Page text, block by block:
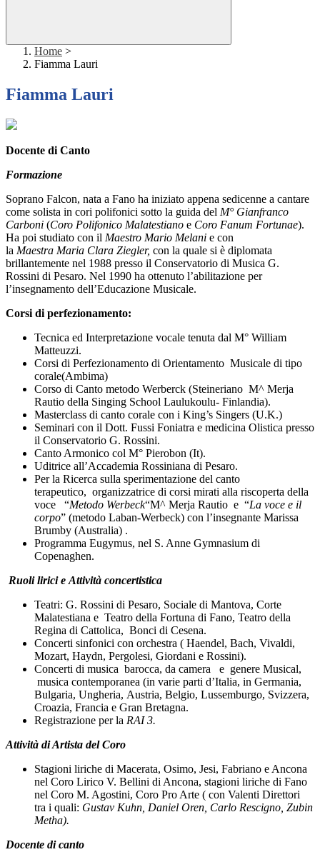
Home >
Fiamma Lauri
Fiamma Lauri
Docente di Canto
Formazione
Soprano Falcon, nata a Fano ha iniziato appena sedicenne a cantare
come solista in cori polifonici sotto la guida del M° Gianfranco
Carboni (Coro Polifonico Malatestiano e Coro Fanum Fortunae).
Ha poi studiato con il Maestro Mario Melani e con
la Maestra Maria Clara Ziegler, con la quale si è diplomata
brillantemente nel 1988 presso il Conservatorio di Musica G.
Rossini di Pesaro. Nel 1990 ha ottenuto l’abilitazione per
l’insegnamento dell’Educazione Musicale.
Corsi di perfezionamento:
Tecnica ed Interpretazione vocale tenuta dal M° William
Matteuzzi.
Corsi di Perfezionamento di Orientamento Musicale di tipo
corale(Ambima)
Corso di Canto metodo Werberck (Steineriano M^ Merja
Rautio della Singing School Laulukoulu- Finlandia).
Masterclass di canto corale con i King’s Singers (U.K.)
Seminari con il Dott. Fussi Foniatra e medicina Olistica presso
il Conservatorio G. Rossini.
Canto Armonico col M° Pierobon (It).
Uditrice all’Accademia Rossiniana di Pesaro.
Per la Ricerca sulla sperimentazione del canto
terapeutico, organizzatrice di corsi mirati alla riscoperta della
voce “Metodo Werbeck“M^ Merja Rautio e “La voce e il
corpo” (metodo Laban-Werbeck) con l’insegnante Marissa
Brumby (Australia) .
Programma Eugymus, nel S. Anne Gymnasium di
Copenaghen.
Ruoli liricie Attività concertistica
Teatri: G. Rossini di Pesaro, Sociale di Mantova, Corte
Malatestiana e Teatro della Fortuna di Fano, Teatro della
Regina di Cattolica, Bonci di Cesena.
Concerti sinfonici con orchestra ( Haendel, Bach, Vivaldi,
Mozart, Haydn, Pergolesi, Giordani e Rossini).
Concerti di musica barocca, da camera e genere Musical,
musica contemporanea (in varie parti d’Italia, in Germania,
Bulgaria, Ungheria, Austria, Belgio, Lussemburgo, Svizzera,
Croazia, Francia e Gran Bretagna.
Registrazione per la RAI 3.
Attività di Artista del Coro
Stagioni liriche di Macerata, Osimo, Jesi, Fabriano e Ancona
nel Coro Lirico V. Bellini di Ancona, stagioni liriche di Fano
nel Coro M. Agostini, Coro Pro Arte ( con Valenti Direttori
tra i quali: Gustav Kuhn, Daniel Oren, Carlo Rescigno, Zubin
Metha).
Docente di canto